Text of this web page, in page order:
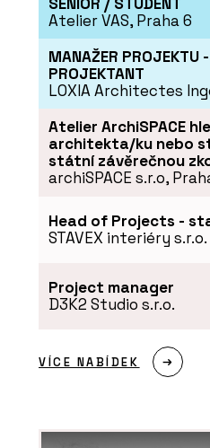
ČLÁNKY
Smlouva o
firmou.
definovat,
Atelier VAS, Praha 6
MANAŽER PROJEKTU
PROJEKTANT
LOXIA Architectes
Atelier ArchiSPACE
architekta/ku nebo
státní závěrečnou
archiSPACE s.r.o,
Head of Projects -
STAVEX interiéry s.r.o.
Project manager
D3K2 Studio s.r.o.
VÍCE NABÍDEK